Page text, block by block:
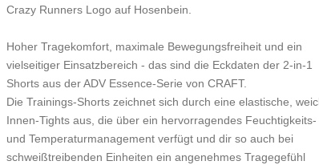
Crazy Runners Logo auf Hosenbein.
Hoher Tragekomfort, maximale Bewegungsfreiheit und ein
vielseitiger Einsatzbereich - das sind die Eckdaten der 2-in-1
Shorts aus der ADV Essence-Serie von CRAFT.
Die Trainings-Shorts zeichnet sich durch eine elastische,
Innen-Tights aus, die über ein hervorragendes Feuchtigkeits-
und Temperaturmanagement verfügt und dir so auch bei
schweißtreibenden Einheiten ein angenehmes Tragegefühl